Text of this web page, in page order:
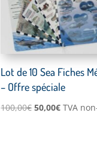
Lot de 10 Sea Fiches
– Offre spéciale
100,00€Le
50,00€Le
TVA